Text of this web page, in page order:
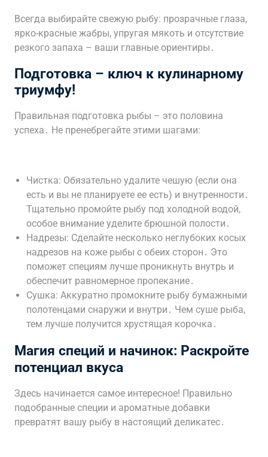
Всегда выбирайте свежую рыбу: прозрачные глаза,
ярко-красные жабры, упругая мякоть и отсутствие
резкого запаха – ваши главные ориентиры․
Подготовка – ключ к кулинарному
триумфу!
Правильная подготовка рыбы – это половина
успеха․ Не пренебрегайте этими шагами:
Чистка: Обязательно удалите чешую (если она
есть и вы не планируете ее есть) и внутренности․
Тщательно промойте рыбу под холодной водой,
особое внимание уделите брюшной полости․
Надрезы: Сделайте несколько неглубоких косых
надрезов на коже рыбы с обеих сторон․ Это
поможет специям лучше проникнуть внутрь и
обеспечит равномерное пропекание․
Сушка: Аккуратно промокните рыбу бумажными
полотенцами снаружи и внутри․ Чем суше рыба,
тем лучше получится хрустящая корочка․
Магия специй и начинок: Раскройте
потенциал вкуса
Здесь начинается самое интересное! Правильно
подобранные специи и ароматные добавки
превратят вашу рыбу в настоящий деликатес․